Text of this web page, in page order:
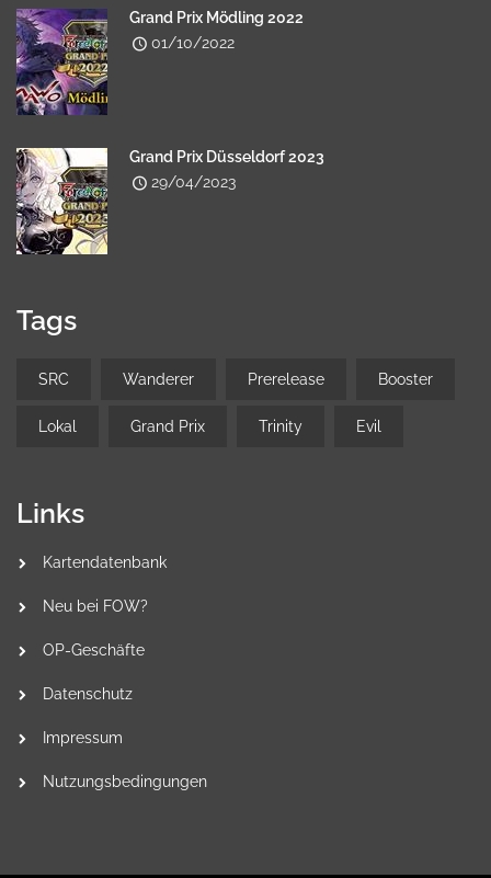
Grand Prix Mödling 2022
01/10/2022
Grand Prix Düsseldorf 2023
29/04/2023
Tags
SRC Wanderer Prerelease Booster
Lokal Grand Prix Trinity Evil
Links
Kartendatenbank
Neu bei FOW?
OP-Geschäfte
Datenschutz
Impressum
Nutzungsbedingungen